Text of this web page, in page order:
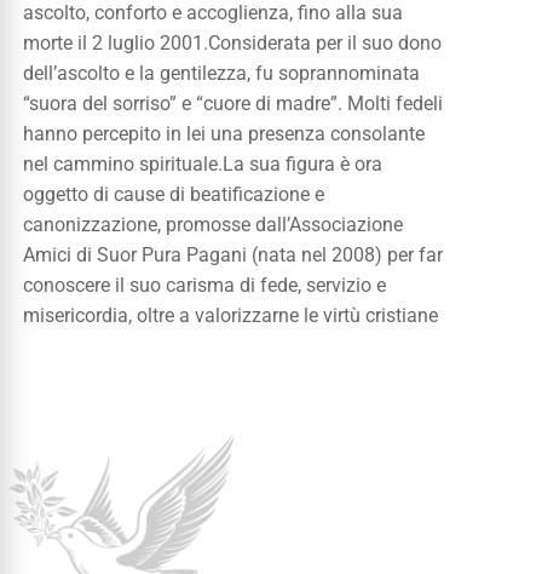
ascolto, conforto e accoglienza, fino alla sua
morte il 2 luglio 2001.Considerata per il suo dono
dell’ascolto e la gentilezza, fu soprannominata
“suora del sorriso” e “cuore di madre”. Molti fedeli
hanno percepito in lei una presenza consolante
nel cammino spirituale.La sua figura è ora
oggetto di cause di beatificazione e
canonizzazione, promosse dall’Associazione
Amici di Suor Pura Pagani (nata nel 2008) per far
conoscere il suo carisma di fede, servizio e
misericordia, oltre a valorizzarne le virtù cristiane